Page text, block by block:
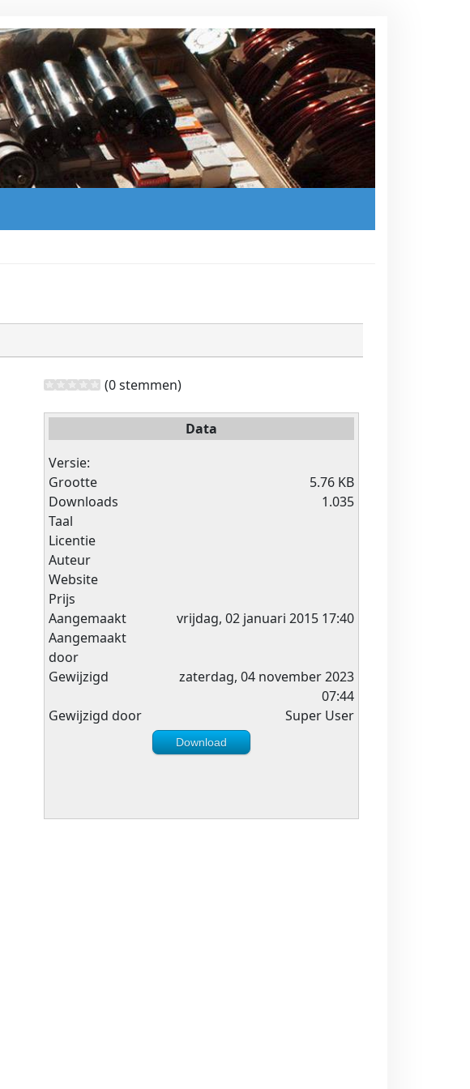
(0 stemmen)
Data
Versie:
Grootte
5.76 KB
Downloads
1.035
Taal
Licentie
Auteur
Website
Prijs
Aangemaakt
vrijdag, 02 januari 2015 17:40
Aangemaakt
door
Gewijzigd
zaterdag, 04 november 2023
07:44
Gewijzigd door
Super User
Download